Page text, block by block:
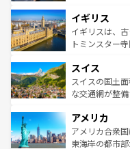
いる。シャン
香り高いラベ
らに、パリ以
れる地方に足
き
を参照してほし
顔を持つこの
ルリンの文化
してライン川
は、お酒好きな人
ドイツ情報は
イギリス
イギリスは、
トミンスター
リアごとに異
ティー、ビー
戦など、本場
ンツ一覧を参照
スイス
スイスの国土
な交通網が整
の建物がその
博物館もあり
ことができる
アメリカ
アメリカ合衆
東海岸の都市